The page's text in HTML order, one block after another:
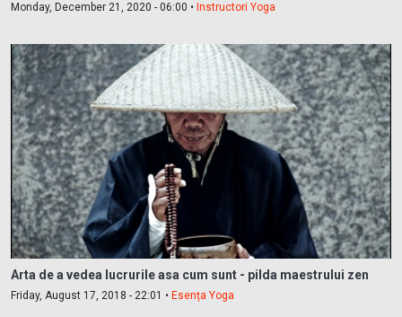
Monday, December 21, 2020 - 06:00 • Instructori Yoga
Arta de a vedea lucrurile asa cum sunt - pilda maestrului zen
Friday, August 17, 2018 - 22:01 • Esența Yoga